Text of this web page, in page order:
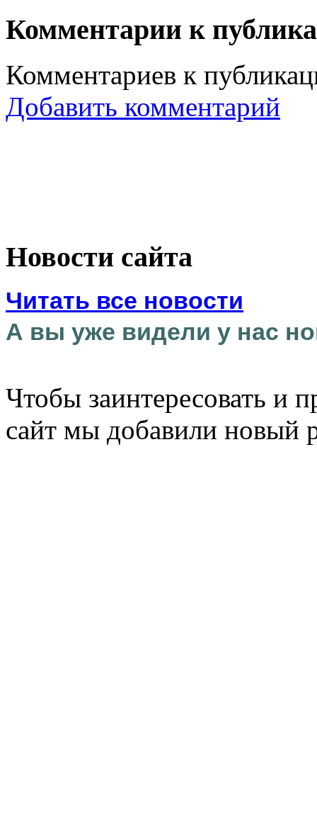
Комментарии к
Комментариев к
Добавить комментарий
Новости сайта
Читать все новости
А вы уже видели у нас
Чтобы заинтересовать и
сайт мы добавили новый